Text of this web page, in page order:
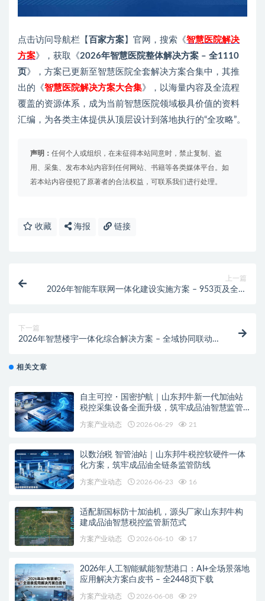
点击访问导航栏【 百家方案 】官网，搜索《智慧医院解决
方案》，获取《2026年智慧医院整体解决方案 – 全1110
页 》，方案已更新至智慧医院全套解决方案合集中，其推
出的《智慧医院解决方案大合集》，以海量内容及全流程
覆盖的资源体系，成为当前智慧医院领域极具价值的资料
汇编，为各类主体提供从顶层设计到落地执行的“全攻略”。
声明： 任何个人或组织，在未征得本站同意时，禁止复制、盗
用、采集、发布本站内容到任何网站、书籍等各类媒体平台。如
若本站内容侵犯了原著者的合法权益，可联系我们进行处理。
收藏 海报 链接
上一篇
2026年智能车联网一体化建设实施方案 – 953页及全套
下一篇
2026年智慧楼宇一体化综合解决方案 – 全域协同联动
相关文章
自主可控・国密护航｜山东邦牛新一代加油站
税控采集设备全面升级，筑牢成品油智慧监管
方案产业动态 2026-06-29 21
以数治税 智管油站｜山东邦牛税控软硬件一体
化方案，筑牢成品油全链条监管防线
方案产业动态 2026-06-23 16
适配新国标防十加油机，源头厂家山东邦牛构
建成品油智慧税控监管新范式
方案产业动态 2026-06-10 17
2026年人工智能赋能智慧港口：AI+全场景落地
应用解决方案白皮书 – 全2448页下载
方案产业动态 2026-06-08 29